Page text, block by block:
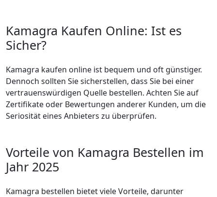
Kamagra Kaufen Online: Ist es
Sicher?
Kamagra kaufen online ist bequem und oft günstiger.
Dennoch sollten Sie sicherstellen, dass Sie bei einer
vertrauenswürdigen Quelle bestellen. Achten Sie auf
Zertifikate oder Bewertungen anderer Kunden, um die
Seriosität eines Anbieters zu überprüfen.
Vorteile von Kamagra Bestellen im
Jahr 2025
Kamagra bestellen bietet viele Vorteile, darunter